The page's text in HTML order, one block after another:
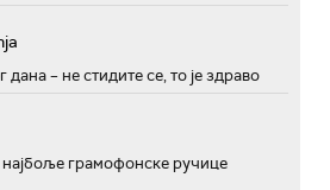
дана – не стидите се, то је здраво
грамофонске ручице